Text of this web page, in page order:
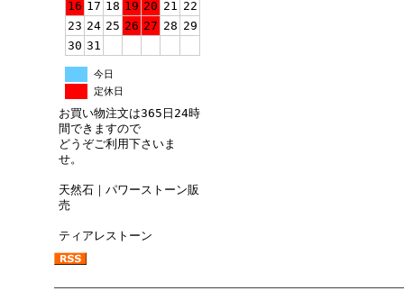
16 17 18 19 20 21 22
23 24 25 26 27 28 29
30 31
今日
定休日
お買い物注文は365日24時
間できますので
どうぞご利用下さいま
せ。
天然石｜パワーストーン販
売
ティアレストーン